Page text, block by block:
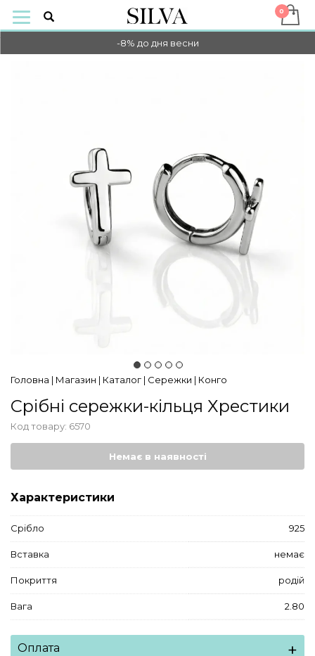
-10% НА ОПЛАТУ ОНЛАЙН
-8% до дня весни
Головна | Магазин | Каталог | Сережки | Конго
Срібні сережки-кільця Хрестики
Код товару: 6570
Немає в наявності
Характеристики
Срібло 925
Вставка немає
Покриття родій
Вага 2.80
Оплата